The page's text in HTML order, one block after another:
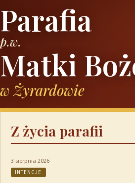
Parafia
p.w.
Matki
w Żyrardowie
Z życia parafii
3 sierpnia 2026
INTENCJE